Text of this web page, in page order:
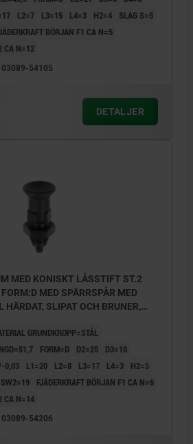
L2=7 L3=15 L4=3 H2=4
SLAG S=5
BÖRJAN F1 CA N=5
CA N=12
03089-54105
DETALJER
MED KONISKT LÅSSTIFT ST.2
MED SPÄRRSPÅR MED
HÄRDAT, SLIPAT OCH BRUNER,
GRUNDKROPP=STÅL
FORM=D D2=25
D3=10
0,03 L1=20 L2=8 L3=17 L4=3
H2=5
SW2=19
FJÄDERKRAFT BÖRJAN F1 CA N=6
CA N=14
03089-54206